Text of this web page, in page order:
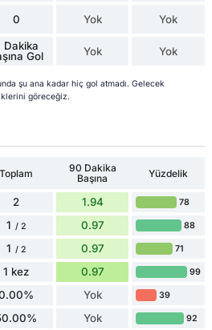
0 Yok Yok
Dakika
Gol
Yok Yok
şu ana kadar hiç gol atmadı. Gelecek
göreceğiz.
Toplam
90 Dakika
Başına
Yüzdelik
2 1.94 78
1 / 2 0.97 88
1 / 2 0.97 71
1 kez 0.97 99
Yok 39
Yok 92